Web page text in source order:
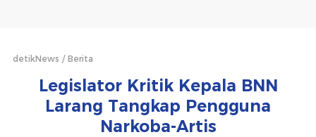
detikNews Berita
Legislator Kritik Kepala BNN
Larang Tangkap Pengguna
Narkoba-Artis